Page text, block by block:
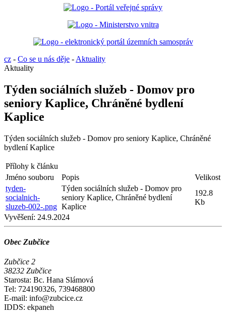
cz - Co se u nás děje - Aktuality
Aktuality
Týden sociálních služeb - Domov pro
seniory Kaplice, Chráněné bydlení
Kaplice
Týden sociálních služeb - Domov pro seniory Kaplice, Chráněné
bydlení Kaplice
Přílohy k článku
Jméno souboru
Popis
Velikost
tyden-
socialnich-
sluzeb-002-.png
Týden sociálních služeb - Domov pro
seniory Kaplice, Chráněné bydlení
Kaplice
192.8
Kb
Vyvěšení: 24.9.2024
Obec Zubčice
Zubčice 2
38232 Zubčice
Starosta: Bc. Hana Slámová
Tel: 724190326, 739468800
E-mail: info@zubcice.cz
IDDS: ekpaneh